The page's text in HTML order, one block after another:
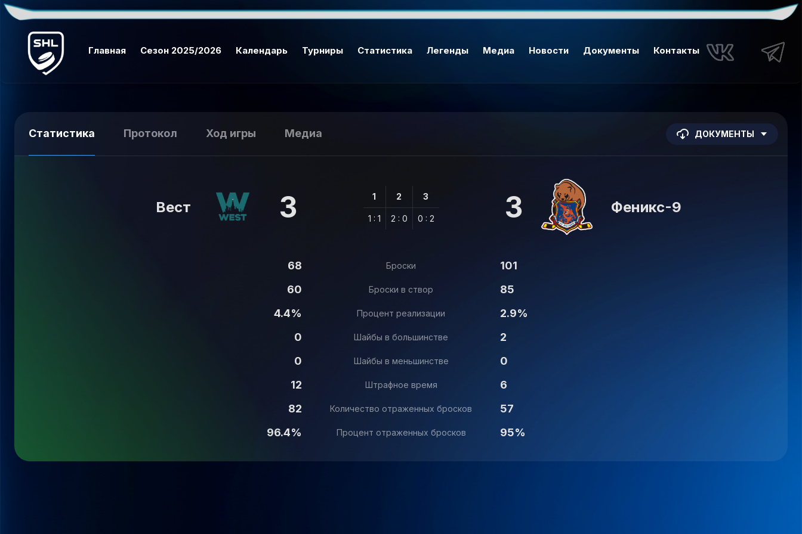
Главная Сезон 2025/2026 Календарь Турниры Статистика Легенды Медиа Новости Документы Контакты
Статистика Протокол Ход игры Медиа ДОКУМЕНТЫ
Вест 3 1
1 : 1
2
2 : 0
3
0 : 2
Феникс-9
3
68 Броски
101
60
Броски в створ
85
4.4%
Процент реализации
2.9%
0
Шайбы в большинстве
2
0
Шайбы в меньшинстве
0
12
Штрафное время
6
82
Количество отраженных бросков
57
96.4%
Процент отраженных бросков 95%